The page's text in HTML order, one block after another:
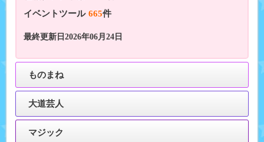
イベントツール 665件
最終更新日2026年06月24日
ものまね
大道芸人
マジック